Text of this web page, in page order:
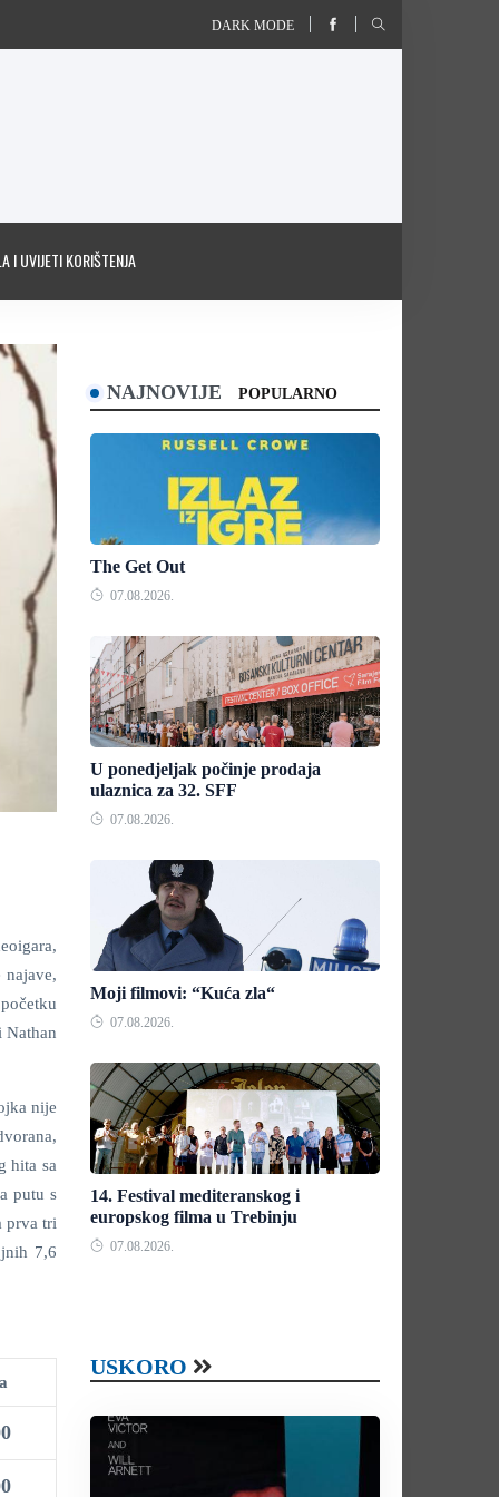
DARK MODE
I UVIJETI KORIŠTENJA
Nathan
nije
hita sa
putu s
prva tri
7,6
NAJNOVIJE POPULARNO
The Get Out
07.08.2026.
U ponedjeljak počinje prodaja
ulaznica za 32. SFF
07.08.2026.
Moji filmovi: “Kuća zla“
07.08.2026.
14. Festival mediteranskog i
europskog filma u Trebinju
07.08.2026.
USKORO